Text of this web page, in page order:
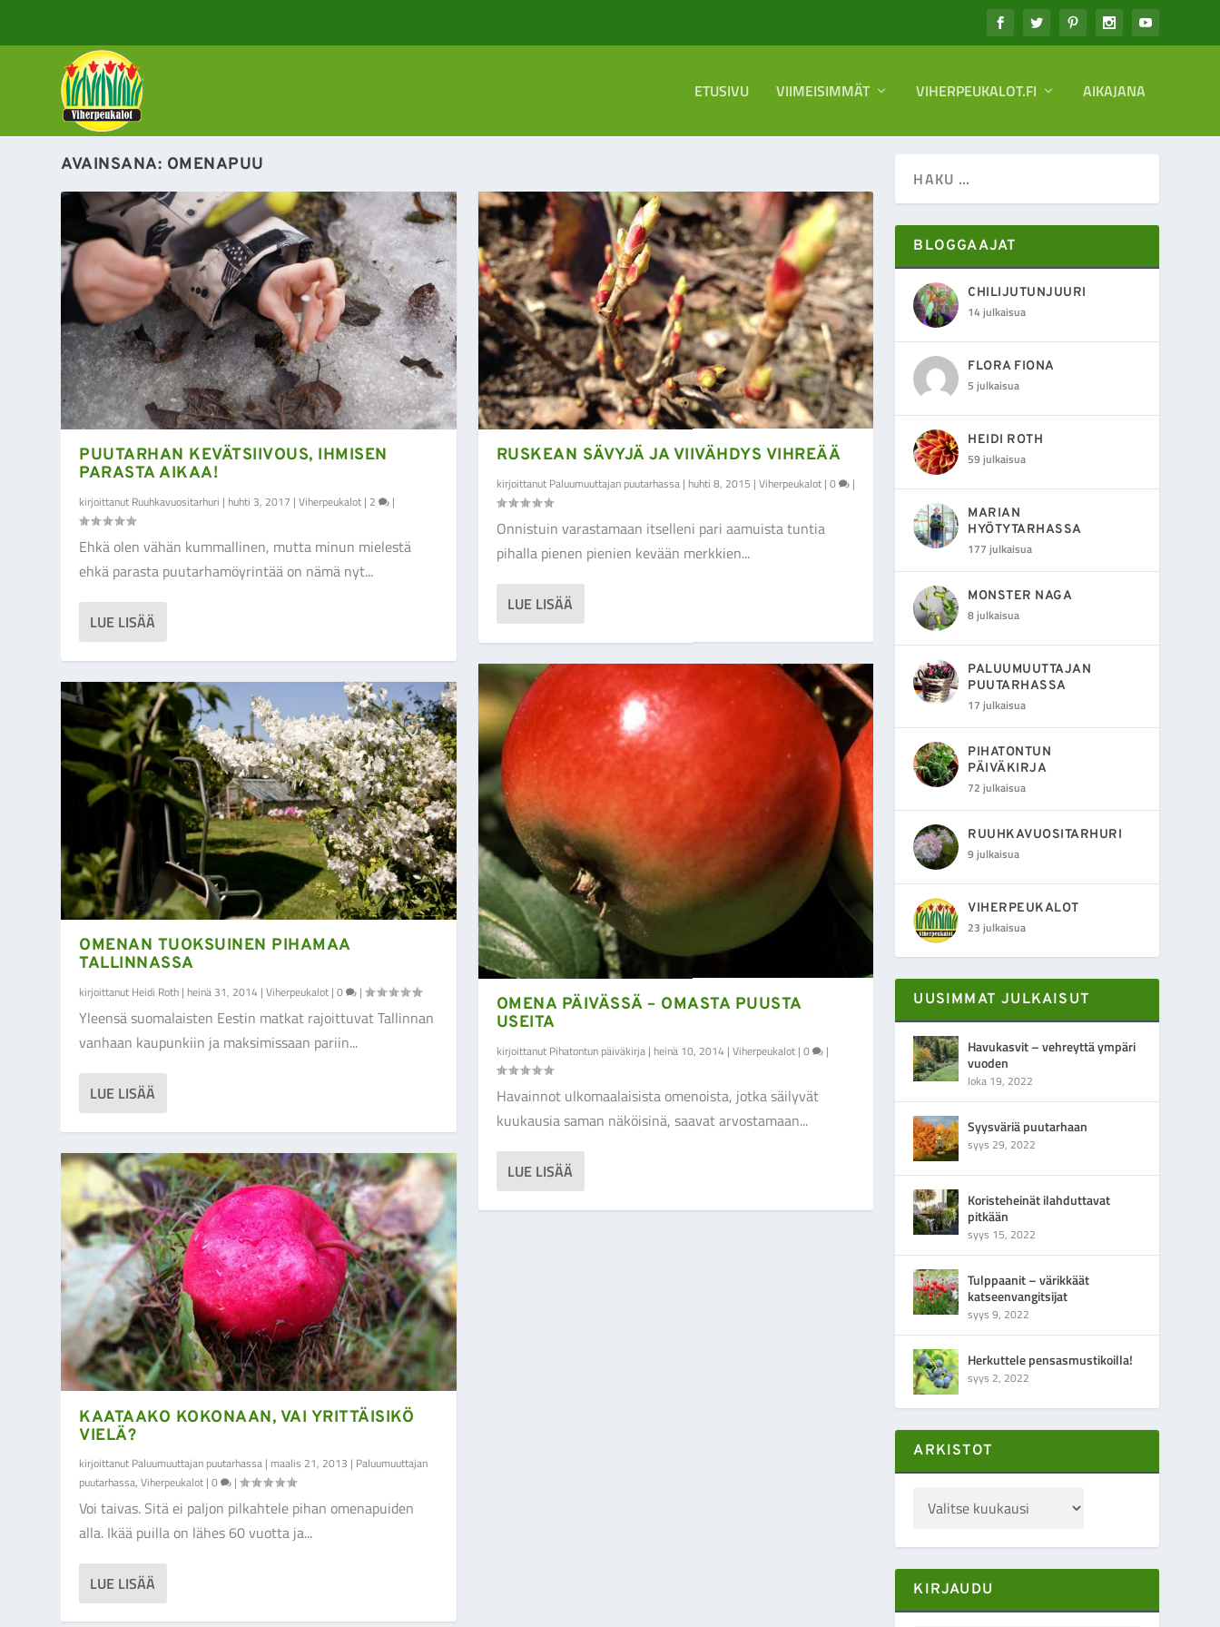
ETUSIVU VIIMEISIMMÄT VIHERPEUKALOT.FI AIKAJANA
AVAINSANA: OMENAPUU
PUUTARHAN KEVÄTSIIVOUS, IHMISEN
PARASTA AIKAA!
kirjoittanut Ruuhkavuositarhuri | huhti 3, 2017 |Viherpeukalot | 2 |
Ehkä olen vähän kummallinen, mutta minun mielestä
ehkä parasta puutarhamöyrintää on nämä nyt...
LUE LISÄÄ
OMENAN TUOKSUINEN PIHAMAA
TALLINNASSA
kirjoittanut Heidi Roth | heinä 31, 2014 |Viherpeukalot |0 |
Yleensä suomalaisten Eestin matkat rajoittuvat Tallinnan
vanhaan kaupunkiin ja maksimissaan pariin...
LUE LISÄÄ
KAATAAKO KOKONAAN, VAI YRITTÄISIKÖ
VIELÄ?
kirjoittanut Paluumuuttajan puutarhassa | maalis 21, 2013 | Paluumuuttajan
puutarhassa,Viherpeukalot |0 |
Voi taivas. Sitä ei paljon pilkahtele pihan omenapuiden
alla. Ikää puilla on lähes 60 vuotta ja...
LUE LISÄÄ
RUSKEAN SÄVYJÄ JA VIIVÄHDYS VIHREÄÄ
kirjoittanut Paluumuuttajan puutarhassa| huhti 8, 2015 | Viherpeukalot| 0 |
Onnistuin varastamaan itselleni pari aamuista tuntia
pihalla pienen pienien kevään merkkien...
LUE LISÄÄ
OMENA PÄIVÄSSÄ – OMASTA PUUSTA
USEITA
kirjoittanut Pihatontun päiväkirja| heinä 10, 2014 | Viherpeukalot| 0 |
Havainnot ulkomaalaisista omenoista, jotka säilyvät
kuukausia saman näköisinä, saavat arvostamaan...
LUE LISÄÄ
BLOGGAAJAT
CHILIJUTUNJUURI
14 julkaisua
FLORA FIONA
5 julkaisua
HEIDI ROTH
59 julkaisua
MARIAN
HYÖTYTARHASSA
177 julkaisua
MONSTER NAGA
8 julkaisua
PALUUMUUTTAJAN
PUUTARHASSA
17 julkaisua
PIHATONTUN
PÄIVÄKIRJA
72 julkaisua
RUUHKAVUOSITARHURI
9 julkaisua
VIHERPEUKALOT
23 julkaisua
UUSIMMAT JULKAISUT
Havukasvit – vehreyttä ympäri
vuoden
loka 19, 2022
Syysväriä puutarhaan
syys 29, 2022
Koristeheinät ilahduttavat
pitkään
syys 15, 2022
Tulppaanit – värikkäät
katseenvangitsijat
syys 9, 2022
Herkuttele pensasmustikoilla!
syys 2, 2022
ARKISTOT
KIRJAUDU